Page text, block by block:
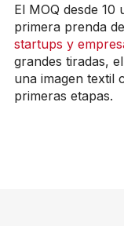
El MOQ desde
primera prenda
startups y
grandes tiradas,
una imagen textil
primeras etapas.